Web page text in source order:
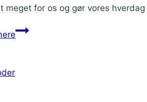
meget for os og gør vores
Orijen